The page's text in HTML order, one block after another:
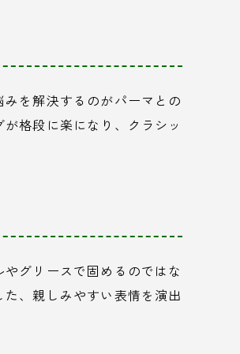
を解決するのがパーマとの
格段に楽になり、クラシッ
グリースで固めるのではな
、親しみやすい表情を演出